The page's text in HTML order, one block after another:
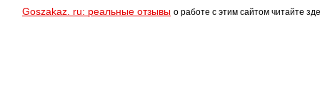
Goszakaz. ru: реальные отзывы о работе с этим сайтом читайте